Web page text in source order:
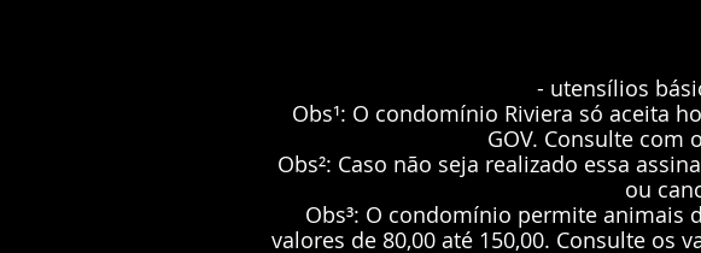
- utensílios
Obs¹: O condomínio Riviera só aceita
GOV. Consulte com
Obs²: Caso não seja realizado essa
ou
Obs³: O condomínio permite animais
valores de 80,00 até 150,00. Consulte